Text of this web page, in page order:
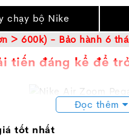
chạy bộ Nike
> 600k) - Bảo hành 6
tiến đáng kể để
như thiết kế để
Đọc thêm
tốt nhất